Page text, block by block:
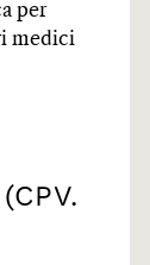
per
medici